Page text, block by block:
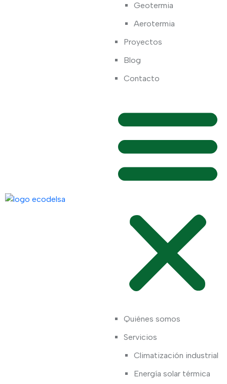
Geotermia
Aerotermia
Proyectos
Blog
Contacto
Quiénes somos
Servicios
Climatización industrial
Energía solar térmica